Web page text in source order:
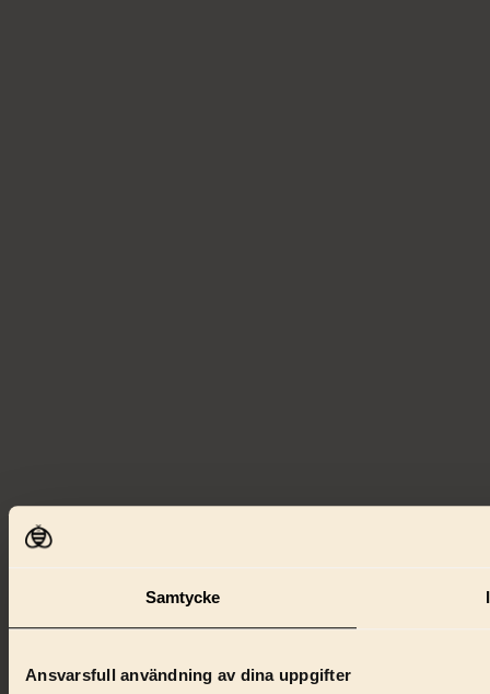
Samtycke
Ansvarsfull användning av dina uppgifter